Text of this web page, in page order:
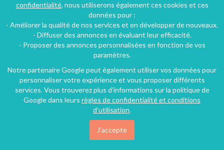
39€/nuit
confidentialité, nous utiliserons également ces cookies et ces
données pour :
- Améliorer la qualité de nos services et en développer de nouveaux.
- Diffuser des annonces en évaluant leur efficacité.
- Proposer des annonces personnalisées en fonction de vos
paramètres.
Notre partenaire Google peut également utiliser vos données pour
personnaliser votre expérience et vous proposer différents
services. Vous trouverez plus d'informations sur la politique de
Google dans leurs règles de confidentialité et conditions
d'utilisation.
J'accepte